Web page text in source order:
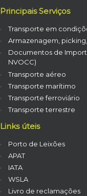
Principais Serviços
Transporte em
Armazenagem,
Documentos de
NVOCC)
Transporte aéreo
Transporte marítimo
Transporte ferroviário
Transporte terrestre
Links úteis
Porto de Leixões
APAT
IATA
WSLA
Livro de reclamações